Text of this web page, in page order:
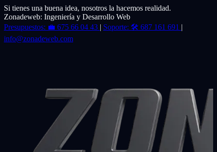
Si tienes una buena idea, nosotros la hacemos realidad.
Zonadeweb: Ingeniería y Desarrollo Web
Presupuestos: 💼 675 66 04 43 | Soporte: 🛠️ 687 161 691 |
info@zonadeweb.com